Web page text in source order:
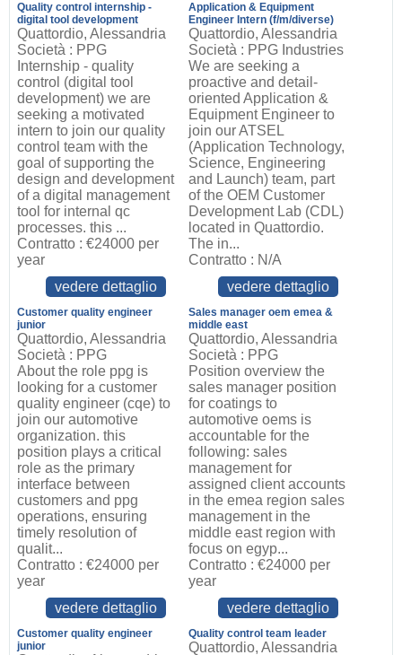
Quality control internship -
digital tool development
Quattordio, Alessandria
Società : PPG
Internship - quality
control (digital tool
development) we are
seeking a motivated
intern to join our quality
control team with the
goal of supporting the
design and development
of a digital management
tool for internal qc
processes. this ...
Contratto : €24000 per
year
vedere dettaglio
Application & Equipment
Engineer Intern (f/m/diverse)
Quattordio, Alessandria
Società : PPG Industries
We are seeking a
proactive and detail-
oriented Application &
Equipment Engineer to
join our ATSEL
(Application Technology,
Science, Engineering
and Launch) team, part
of the OEM Customer
Development Lab (CDL)
located in Quattordio.
The in...
Contratto : N/A
vedere dettaglio
Customer quality engineer
junior
Quattordio, Alessandria
Società : PPG
About the role ppg is
looking for a customer
quality engineer (cqe) to
join our automotive
organization. this
position plays a critical
role as the primary
interface between
customers and ppg
operations, ensuring
timely resolution of
qualit...
Contratto : €24000 per
year
vedere dettaglio
Sales manager oem emea &
middle east
Quattordio, Alessandria
Società : PPG
Position overview the
sales manager position
for coatings to
automotive oems is
accountable for the
following: sales
management for
assigned client accounts
in the emea region sales
management in the
middle east region with
focus on egyp...
Contratto : €24000 per
year
vedere dettaglio
Customer quality engineer
junior
Quality control team leader
Quattordio, Alessandria